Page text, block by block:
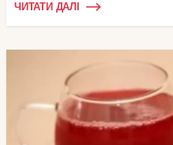
ЧИТАТИ ДАЛІ